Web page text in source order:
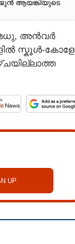
ആയങ്കിയുടെ
മധു, അൻവർ
സ്കൂൾ-